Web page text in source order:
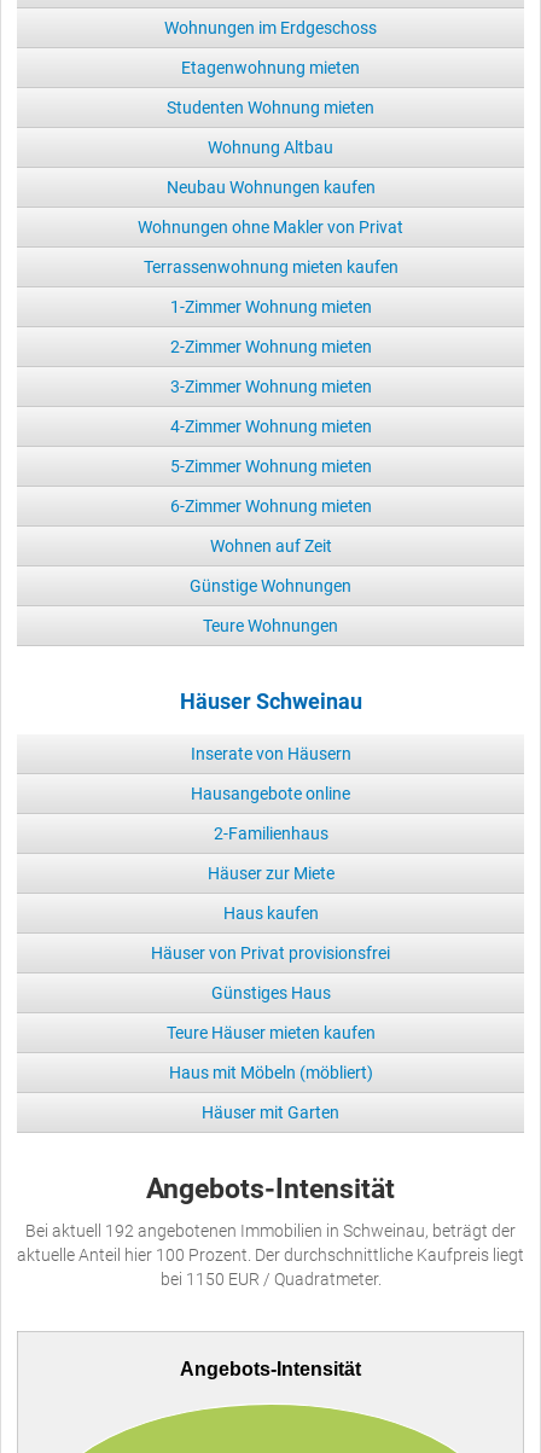
Wohnungen im Erdgeschoss
Etagenwohnung mieten
Studenten Wohnung mieten
Wohnung Altbau
Neubau Wohnungen kaufen
Wohnungen ohne Makler von Privat
Terrassenwohnung mieten kaufen
1-Zimmer Wohnung mieten
2-Zimmer Wohnung mieten
3-Zimmer Wohnung mieten
4-Zimmer Wohnung mieten
5-Zimmer Wohnung mieten
6-Zimmer Wohnung mieten
Wohnen auf Zeit
Günstige Wohnungen
Teure Wohnungen
Häuser Schweinau
Inserate von Häusern
Hausangebote online
2-Familienhaus
Häuser zur Miete
Haus kaufen
Häuser von Privat provisionsfrei
Günstiges Haus
Teure Häuser mieten kaufen
Haus mit Möbeln (möbliert)
Häuser mit Garten
Angebots-Intensität
Bei aktuell 192 angebotenen Immobilien in Schweinau, beträgt der
aktuelle Anteil hier 100 Prozent. Der durchschnittliche Kaufpreis liegt
bei 1150 EUR / Quadratmeter.
Angebots-Intensität